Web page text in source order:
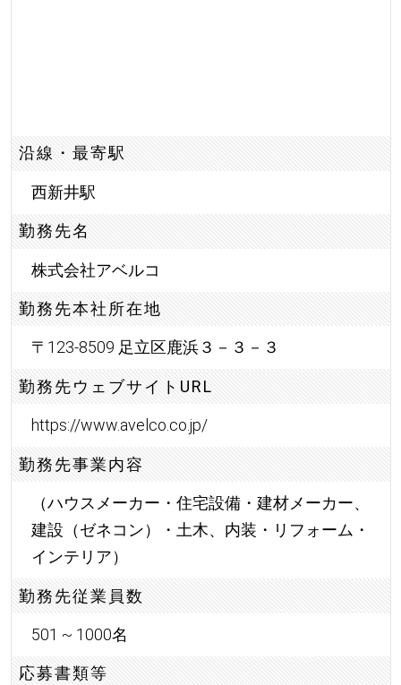
沿線・最寄駅
西新井駅
勤務先名
株式会社アベルコ
勤務先本社所在地
〒123-8509 足立区鹿浜３－３－３
勤務先ウェブサイトURL
https://www.avelco.co.jp/
勤務先事業内容
（ハウスメーカー・住宅設備・建材メーカー、
建設（ゼネコン）・土木、内装・リフォーム・
インテリア）
勤務先従業員数
501 ~ 1000名
応募書類等